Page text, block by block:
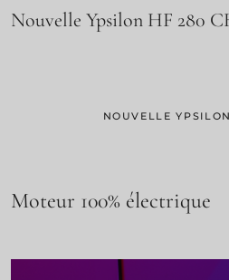
Nouvelle Ypsilon HF 280
NOUVELLE
Moteur 100% électrique